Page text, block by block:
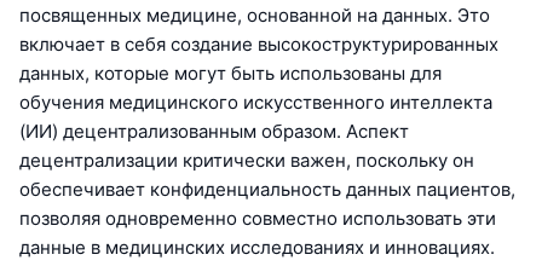
посвященных медицине, основанной на данных. Это
включает в себя создание высокоструктурированных
данных, которые могут быть использованы для
обучения медицинского искусственного интеллекта
(ИИ) децентрализованным образом. Аспект
децентрализации критически важен, поскольку он
обеспечивает конфиденциальность данных пациентов,
позволяя одновременно совместно использовать эти
данные в медицинских исследованиях и инновациях.